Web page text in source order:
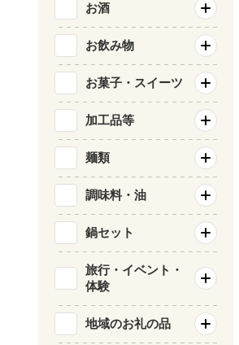
お酒
お飲み物
お菓子・スイーツ
加工品等
麺類
調味料・油
鍋セット
旅行・イベント・
体験
地域のお礼の品